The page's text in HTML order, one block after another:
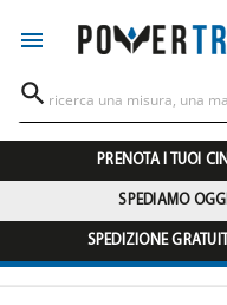


PRENOTA I TUOI
SPEDIAMO
SPEDIZIONE